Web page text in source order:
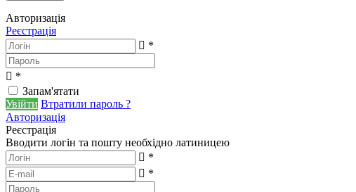
Авторизація
Реєстрація
*
*
Запам'ятати
Увійти Втратили пароль ?
Авторизація
Реєстрація
Вводити логін та пошту необхідно латиницею
*
*